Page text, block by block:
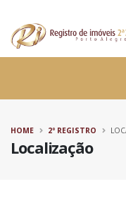
Localização
HOME 2º REGISTRO